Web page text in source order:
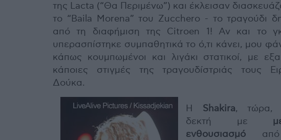
της Lacta (“Θα Περιμένω”) και έκλεισαν
το “Baila Morena” του Zucchero - το τραγούδι
από τη διαφήμιση της Citroen 1! Αν και το
υπερασπίστηκε συμπαθητικά το ό,τι κάνει, μου
κάπως κουμπωμένοι και λιγάκι στατικοί, με
κάποιες στιγμές της τραγουδίστριάς τους
Δούκα.
Η Shakira, τώρα,
δεκτή με
ενθουσιασμό